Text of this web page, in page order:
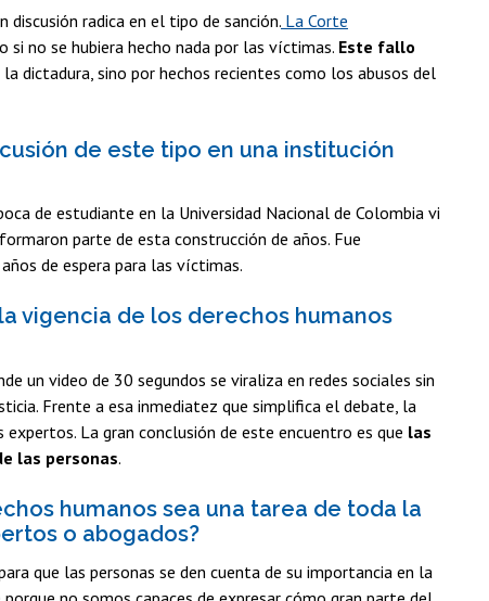
radica en el tipo de sanción. La Corte
si no se hubiera hecho nada por las víctimas. Este fallo
la dictadura, sino por hechos recientes como los abusos del
de este tipo en una institución
de estudiante en la Universidad Nacional de Colombia vi
parte de esta construcción de años. Fue
de espera para las víctimas.
vigencia de los derechos humanos
un video de 30 segundos se viraliza en redes sociales sin
Frente a esa inmediatez que simplifica el debate, la
La gran conclusión de este encuentro es que las
las personas.
humanos sea una tarea de toda la
o abogados?
que las personas se den cuenta de su importancia en la